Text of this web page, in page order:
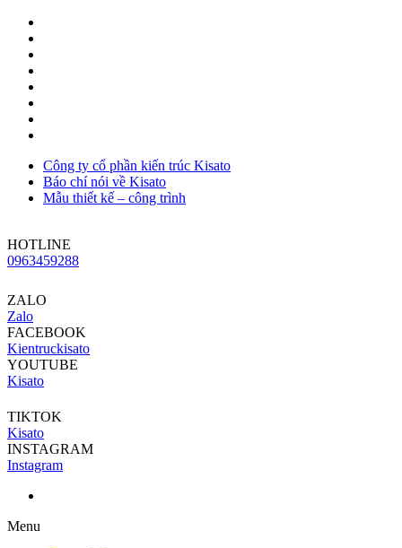
Công ty cổ phần kiến trúc Kisato
Báo chí nói về Kisato
Mẫu thiết kế – công trình
HOTLINE
0963459288
ZALO
Zalo
FACEBOOK
Kientruckisato
YOUTUBE
Kisato
TIKTOK
Kisato
INSTAGRAM
Instagram
Menu